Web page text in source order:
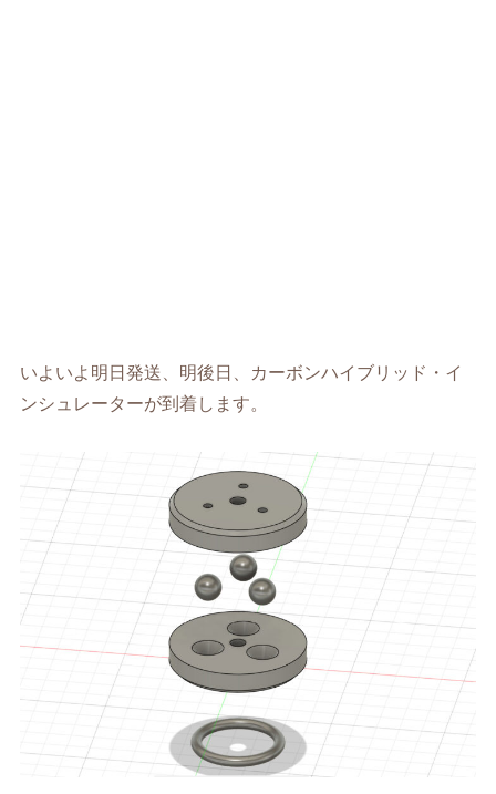
いよいよ明日発送、明後日、カーボンハイブリッド・イ
ンシュレーターが到着します。